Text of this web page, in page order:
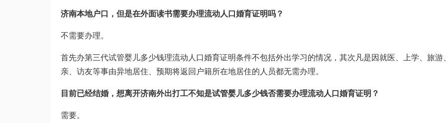
济南本地户口，但是在外面读书需要办理流动人口婚育证明吗？
不需要办理。
首先办第三代试管婴儿多少钱理流动人口婚育证明条件不包括外出学习的情况，其次凡是因就医、上学、旅游
亲、访友等事由异地居住、预期将返回户籍所在地居住的人员都无需办理。
目前已经结婚，想离开济南外出打工不知是试管婴儿多少钱否需要办理流动人口婚育证明？
需要。